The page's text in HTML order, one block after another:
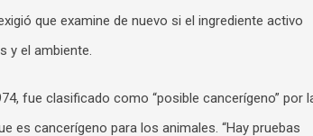
que examine de nuevo si el ingrediente activo
y el ambiente.
fue clasificado como “posible cancerígeno” por
es cancerígeno para los animales. “Hay pruebas